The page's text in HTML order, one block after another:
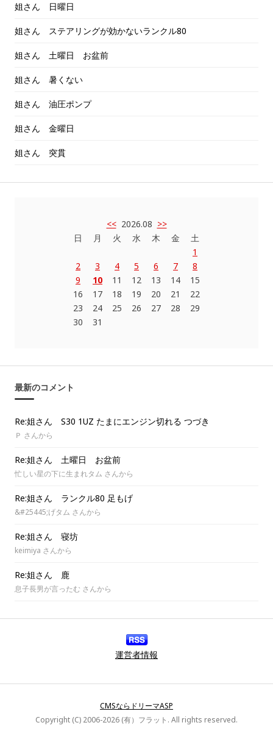
姐さん 日曜日
姐さん ステアリングが効かないランクル80
姐さん 土曜日 お盆前
姐さん 暑くない
姐さん 油圧ポンプ
姐さん 金曜日
姐さん 突貫
<<2026.08 >>
日
2
9
16
23
30
月
3
10
17
24
31
火
4
11
18
25
水
5
12
19
26
木
6
13
20
27
金
7
14
21
28
土
1
8
15
22
29
最新のコメント
Re:姐さん S30 1UZ たまにエンジン切れる つづき
Ｐ さんから
Re:姐さん 土曜日 お盆前
忙しい星の下に生まれタム さんから
Re:姐さん ランクル80 足もげ
&#25445;げタム さんから
Re:姐さん 寝坊
keimiya さんから
Re:姐さん 鹿
息子長男が言ったむ さんから
運営者情報
CMSならドリーマASP
Copyright (C) 2006-2026 (有）フラット. All rights reserved.